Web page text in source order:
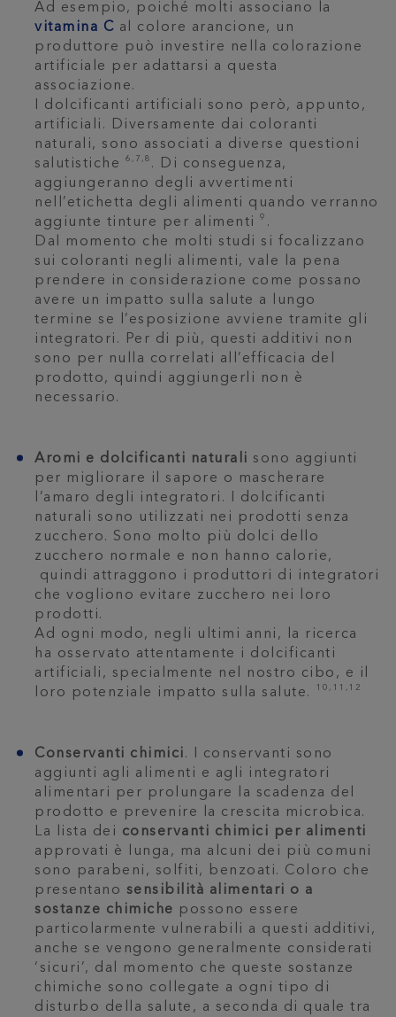
Ad esempio, poiché molti associano la
vitamina C al colore arancione, un
produttore può investire nella colorazione
artificiale per adattarsi a questa
associazione.
I dolcificanti artificiali sono però, appunto,
artificiali. Diversamente dai coloranti
naturali, sono associati a diverse questioni
salutistiche
6,7,8 . Di conseguenza,
aggiungeranno degli avvertimenti
nell’etichetta degli alimenti quando verranno
aggiunte tinture per alimenti
9 .
Dal momento che molti studi si focalizzano
sui coloranti negli alimenti, vale la pena
prendere in considerazione come possano
avere un impatto sulla salute a lungo
termine se l’esposizione avviene tramite gli
integratori. Per di più, questi additivi non
sono per nulla correlati all’efficacia del
prodotto, quindi aggiungerli non è
necessario.
Aromi e dolcificanti naturali sono aggiunti
per migliorare il sapore o mascherare
l’amaro degli integratori. I dolcificanti
naturali sono utilizzati nei prodotti senza
zucchero. Sono molto più dolci dello
zucchero normale e non hanno calorie,
quindi attraggono i produttori di integratori
che vogliono evitare zucchero nei loro
prodotti.
Ad ogni modo, negli ultimi anni, la ricerca
ha osservato attentamente i dolcificanti
artificiali, specialmente nel nostro cibo, e il
loro potenziale impatto sulla salute.
10,11,12
Conservanti chimici. I conservanti sono
aggiunti agli alimenti e agli integratori
alimentari per prolungare la scadenza del
prodotto e prevenire la crescita microbica.
La lista dei conservanti chimici per alimenti
approvati è lunga, ma alcuni dei più comuni
sono parabeni, solfiti, benzoati. Coloro che
presentano sensibilità alimentari o a
sostanze chimiche possono essere
particolarmente vulnerabili a questi additivi,
anche se vengono generalmente considerati
‘sicuri’, dal momento che queste sostanze
chimiche sono collegate a ogni tipo di
disturbo della salute, a seconda di quale tra